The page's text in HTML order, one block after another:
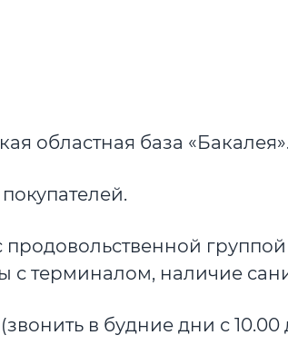
областная база «Бакалея».
продовольственной
с терминалом, наличие
в будние дни с 10.00